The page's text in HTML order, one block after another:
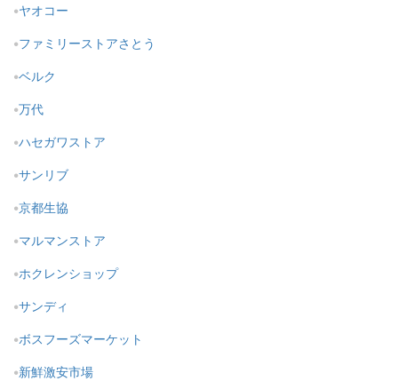
ヤオコー
ファミリーストアさとう
ベルク
万代
ハセガワストア
サンリブ
京都生協
マルマンストア
ホクレンショップ
サンディ
ボスフーズマーケット
新鮮激安市場